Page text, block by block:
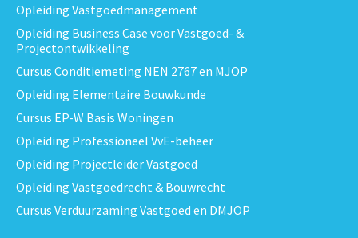
Opleiding Vastgoedmanagement
Opleiding Business Case voor Vastgoed- &
Projectontwikkeling
Cursus Conditiemeting NEN 2767 en MJOP
Opleiding Elementaire Bouwkunde
Cursus EP-W Basis Woningen
Opleiding Professioneel VvE-beheer
Opleiding Projectleider Vastgoed
Opleiding Vastgoedrecht & Bouwrecht
Cursus Verduurzaming Vastgoed en DMJOP